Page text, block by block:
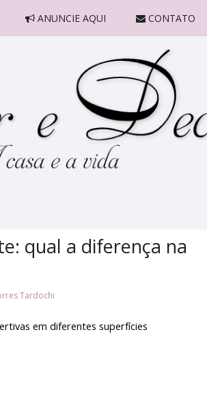
ANUNCIE AQUI CONTATO
qual a diferença na
Tardochi
em diferentes superfícies